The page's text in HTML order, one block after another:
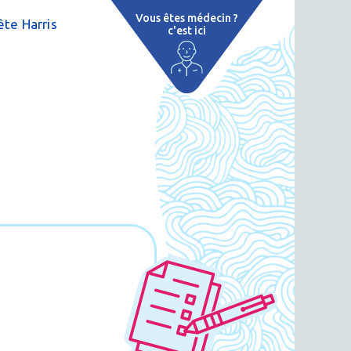
thermales
Harris
Vous êtes médecin ?
c'est ici